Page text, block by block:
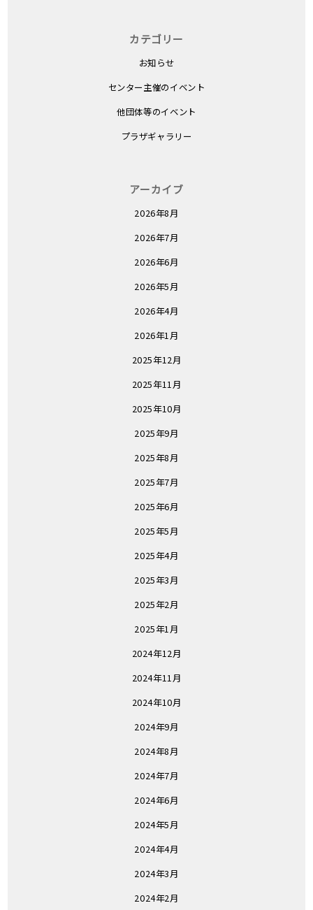
カテゴリー
お知らせ
センター主催のイベント
他団体等のイベント
プラザギャラリー
アーカイブ
2026年8月
2026年7月
2026年6月
2026年5月
2026年4月
2026年1月
2025年12月
2025年11月
2025年10月
2025年9月
2025年8月
2025年7月
2025年6月
2025年5月
2025年4月
2025年3月
2025年2月
2025年1月
2024年12月
2024年11月
2024年10月
2024年9月
2024年8月
2024年7月
2024年6月
2024年5月
2024年4月
2024年3月
2024年2月